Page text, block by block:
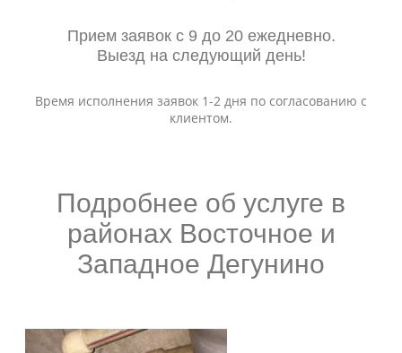
Прием заявок с 9 до 20 ежедневно.
Выезд на следующий день!
Время исполнения заявок 1-2 дня по согласованию с
клиентом.
Подробнее об услуге в
районах Восточное и
Западное Дегунино